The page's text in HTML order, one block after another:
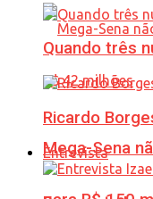
Mega-Sena
Quando três
Ricardo
Entrevista